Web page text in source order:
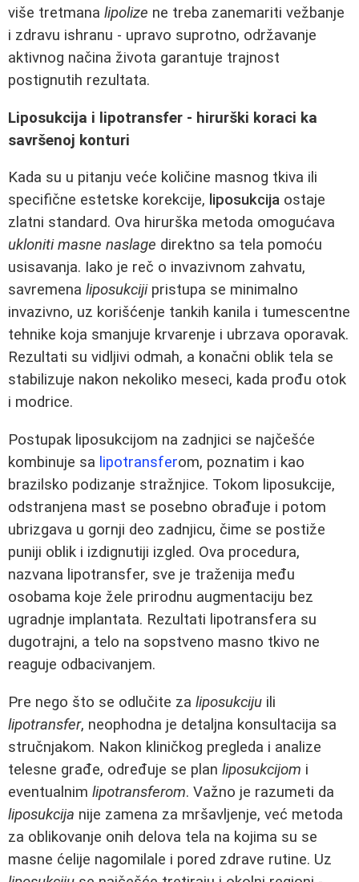
više tretmana lipolize ne treba zanemariti vežbanje
i zdravu ishranu - upravo suprotno, održavanje
aktivnog načina života garantuje trajnost
postignutih rezultata.
Liposukcija i lipotransfer - hirurški koraci ka
savršenoj konturi
Kada su u pitanju veće količine masnog tkiva ili
specifične estetske korekcije, liposukcija ostaje
zlatni standard. Ova hirurška metoda omogućava
ukloniti masne naslage direktno sa tela pomoću
usisavanja. Iako je reč o invazivnom zahvatu,
savremena liposukcijipristupa se minimalno
invazivno, uz korišćenje tankih kanila i tumescentne
tehnike koja smanjuje krvarenje i ubrzava oporavak.
Rezultati su vidljivi odmah, a konačni oblik tela se
stabilizuje nakon nekoliko meseci, kada prođu otok
i modrice.
Postupak liposukcijom na zadnjici se najčešće
kombinuje sa lipotransferom, poznatim i kao
brazilsko podizanje stražnjice. Tokom liposukcije,
odstranjena mast se posebno obrađuje i potom
ubrizgava u gornji deo zadnjicu, čime se postiže
puniji oblik i izdignutiji izgled. Ova procedura,
nazvana lipotransfer, sve je traženija među
osobama koje žele prirodnu augmentaciju bez
ugradnje implantata. Rezultati lipotransfera su
dugotrajni, a telo na sopstveno masno tkivo ne
reaguje odbacivanjem.
Pre nego što se odlučite za liposukciju ili
lipotransfer, neophodna je detaljna konsultacija sa
stručnjakom. Nakon kliničkog pregleda i analize
telesne građe, određuje se plan liposukcijom i
eventualnim lipotransferom. Važno je razumeti da
liposukcija nije zamena za mršavljenje, već metoda
za oblikovanje onih delova tela na kojima su se
masne ćelije nagomilale i pored zdrave rutine. Uz